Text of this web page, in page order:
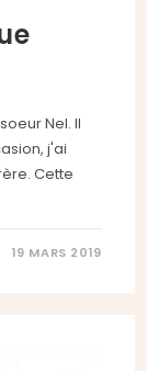
Nel. Il
j'ai
Cette
19 MARS 2019